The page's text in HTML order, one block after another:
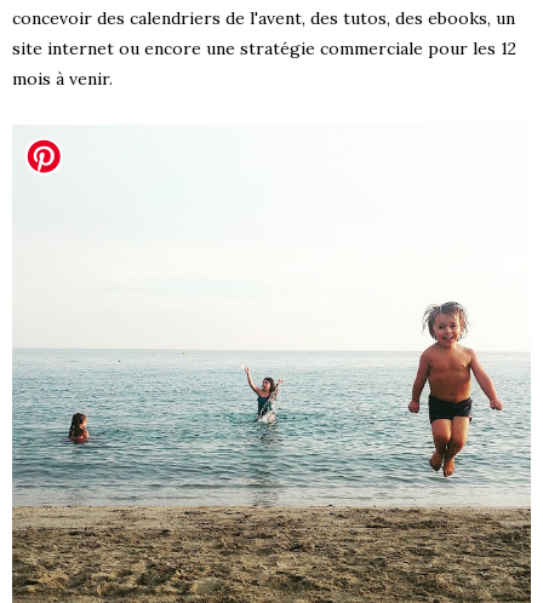
concevoir des calendriers de l'avent, des tutos, des ebooks, un
site internet ou encore une stratégie commerciale pour les 12
mois à venir.